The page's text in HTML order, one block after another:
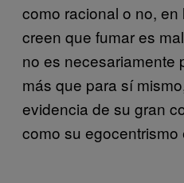
como racional o no,
creen que fumar es
no es necesariamente
más que para sí
evidencia de su gran
como su egocentrismo